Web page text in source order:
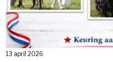
13 april 2026